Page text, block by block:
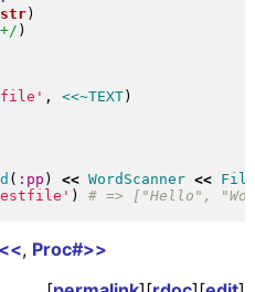
str)
)
, <<~TEXT)
( :pp ) << WordScanner <<
File
)
, Proc#>>